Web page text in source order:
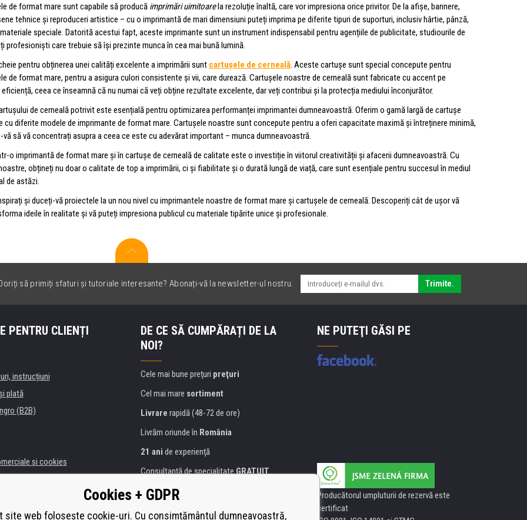
de format mare sunt capabile să producă imprimări uimitoarela rezoluție înaltă, care vor impresiona orice privitor. De la afișe, bannere,
tehnice și reproduceri artistice – cu o imprimantă de mari dimensiuni puteți imprima pe diferite tipuri de suporturi, inclusiv hârtie, pânză,
speciale. Datorită acestui fapt, aceste imprimante sunt un instrument indispensabil pentru agențiile de publicitate, studiourile de
profesioniști care trebuie să își prezinte munca în cea mai bună lumină.
pentru obținerea unei calități excelente a imprimării sunt cartușele de cerneală . Aceste cartușe sunt special concepute pentru
de format mare, pentru a asigura culori consistente și vii, care durează. Cartușele noastre de cerneală sunt fabricate cu accent pe
ceea ce înseamnă că nu numai că veți obține rezultate excelente, dar veți contribui și la protecția mediului înconjurător.
de cerneală potrivit este esențială pentru optimizarea performanței imprimantei dumneavoastră. Oferim o gamă largă de cartușe
cu diferite modele de imprimante de format mare. Cartușele noastre sunt concepute pentru a oferi capacitate maximă și întreținere minimă,
vă să vă concentrați asupra a ceea ce este cu adevărat important – munca dumneavoastră.
o imprimantă de format mare și în cartușe de cerneală de calitate este o investiție în viitorul creativității și afacerii dumneavoastră. Cu
obțineți nu doar o calitate de top a imprimării, ci și fiabilitate și o durată lungă de viață, care sunt esențiale pentru succesul în mediul
de astăzi.
și duceți-vă proiectele la un nou nivel cu imprimantele noastre de format mare și cartușele de cerneală. Descoperiți cât de ușor vă
ideile în realitate și vă puteți impresiona publicul cu materiale tipărite unice și profesionale.
să primiți sfaturi și tutoriale interesante? Abonați-vă la newsletter-ul nostru. Trimite.
PENTRU CLIENȚI
instrucțiuni
plată
(B2B)
si cookies
imprimante
DE CE SĂ CUMPĂRAȚI DE LA
NOI?
Cele mai bune preţuri preţuri
Cel mai mare sortiment
Livrare rapidă (48-72 de ore)
Livrăm oriunde în România
21 ani de experienţă
Consultanţă de specialitate GRATUIT
Abordarea amabilă
certificat Heureka
NE PUTEŢI GĂSI PE
Producătorul umpluturii de rezervă este
certificat
Cookies + GDPR
site web folosește cookie-uri. Cu consimțământul dumneavoastră,